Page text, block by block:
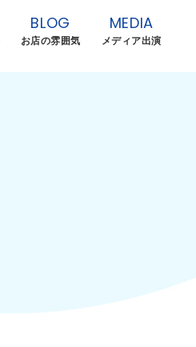
BLOG
お店の雰囲気
MEDIA
メディア出演